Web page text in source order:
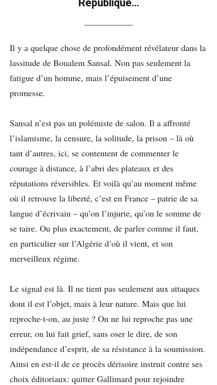
République…
Il y a quelque chose de profondément révélateur dans la
lassitude de Boualem Sansal. Non pas seulement la
fatigue d’un homme, mais l’épuisement d’une
promesse.
Sansal n’est pas un polémiste de salon. Il a affronté
l’islamisme, la censure, la solitude, la prison – là où
tant d’autres, ici, se contentent de commenter le
courage à distance, à l’abri des plateaux et des
réputations réversibles. Et voilà qu’au moment même
où il retrouve la liberté, c’est en France – patrie de sa
langue d’écrivain – qu’on l’injurie, qu’on le somme de
se taire. Ou plus exactement, de parler comme il faut,
en particulier sur l’Algérie d’où il vient, et son
merveilleux régime.
Le signal est là. Il ne tient pas seulement aux attaques
dont il est l’objet, mais à leur nature. Mais que lui
reproche-t-on, au juste ? On ne lui reproche pas une
erreur, on lui fait grief, sans oser le dire, de son
indépendance d’esprit, de sa résistance à la soumission.
Ainsi en est-il de ce procès dérisoire instruit contre ses
choix éditoriaux: quitter Gallimard pour rejoindre